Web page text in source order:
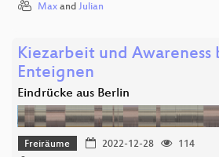
Max and Julian
Kiezarbeit und
Enteignen
Eindrücke aus Berlin
Freiräume 2022-12-28
114